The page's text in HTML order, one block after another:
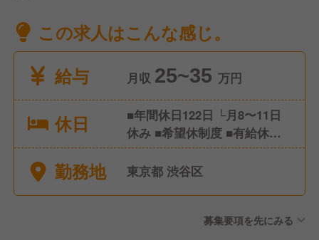
この求人はこんな感じ。
給与
月収 25~35 万円
休日
■年間休日122日 └月8〜11日
休み ■希望休制度 ■有給休暇
(社内規定有) ■特別休暇(慶
弔、出産、育児、介護休暇な
勤務地 東京都 渋谷区
募集要項を先にみる